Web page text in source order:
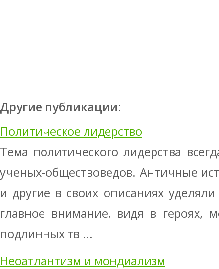
Другие публикации:
Политическое лидерство
Тема политического лидерства
ученых-обществоведов. Античные
и другие в своих описаниях
главное внимание, видя в героях,
подлинных тв ...
Неоатлантизм и мондиализм